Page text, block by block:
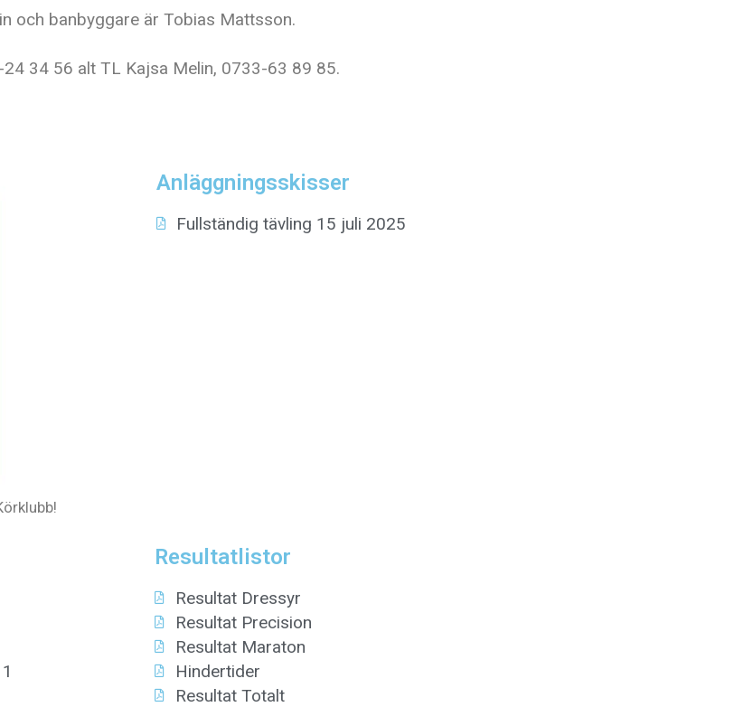
och banbyggare är Tobias Mattsson.
34 56 alt TL Kajsa Melin, 0733-63 89 85.
Anläggningsskisser
Fullständig tävling 15 juli 2025
Resultatlistor
Resultat Dressyr
Resultat Precision
Resultat Maraton
Hindertider
Resultat Totalt